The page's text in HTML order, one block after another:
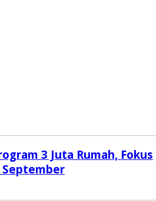
3 Juta Rumah, Fokus
September